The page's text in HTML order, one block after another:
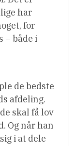
har
for
– både i
de bedste
afdeling.
skal få lov
Og når han
i at dele